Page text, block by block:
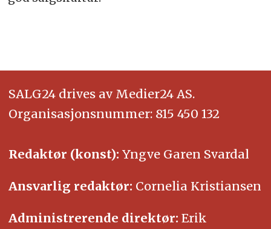
SALG24 drives av Medier24 AS.
Organisasjonsnummer: 815 450 132
Redaktør (konst): Yngve Garen Svardal
Ansvarlig redaktør: Cornelia Kristiansen
Administrerende direktør: Erik